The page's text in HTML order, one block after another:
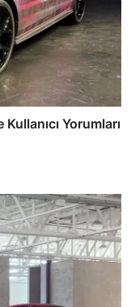
Yorumları